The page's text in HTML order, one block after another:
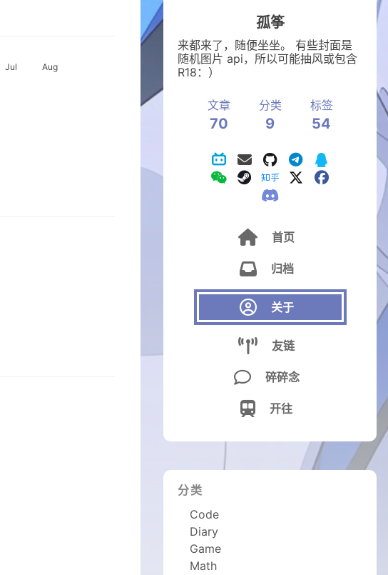
孤筝
来都来了，随便坐坐。 有些封面是
随机图片 api，所以可能抽风或包含
R18：）
文章
70
分类
9
标签
54
 首页
 归档
 关于
 友链
 碎碎念
 开往
分类
Code
Diary
Game
Math
Jul Aug